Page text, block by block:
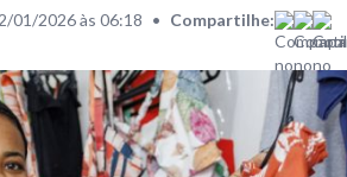
01/2026 às 06:18 • Compartilhe: